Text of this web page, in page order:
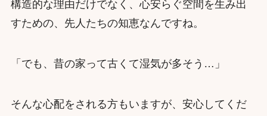
構造的な理由だけでなく、心安らぐ空間を生み出
すための、先人たちの知恵なんですね。
「でも、昔の家って古くて湿気が多そう…」
そんな心配をされる方もいますが、安心してくだ